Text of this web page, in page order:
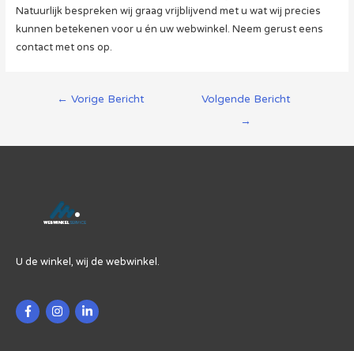
Natuurlijk bespreken wij graag vrijblijvend met u wat wij precies
kunnen betekenen voor u én uw webwinkel. Neem gerust eens
contact met ons op.
Berichtnavigatie
← Vorige Bericht
Volgende Bericht
→
U de winkel, wij de webwinkel.